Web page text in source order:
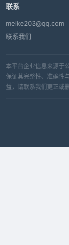
联系
meike203@qq.com
联系我们
本平台企业信息来源于
保证其完整性、准确性
益，请联系我们更正或删